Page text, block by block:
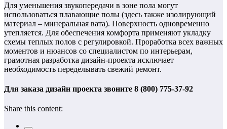
Для уменьшения звукопередачи в зоне пола могут
использоваться плавающие полы (здесь также изолирующий
материал – минеральная вата). Поверхность одновременно
утепляется. Для обеспечения комфорта применяют укладку
схемы теплых полов с регулировкой. Проработка всех важных
моментов и нюансов со специалистом по интерьерам,
грамотная разработка дизайн-проекта исключает
необходимость переделывать свежий ремонт.
Для заказа дизайн проекта звоните 8 (800) 775-37-92
Share this content: